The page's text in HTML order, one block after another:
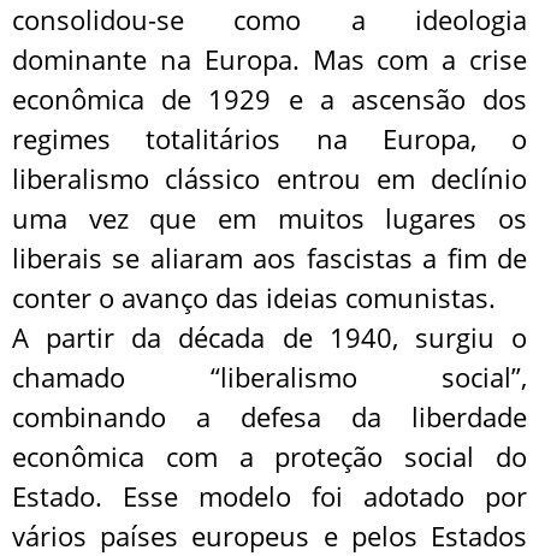
consolidou-se como a ideologia
dominante na Europa. Mas com a crise
econômica de 1929 e a ascensão dos
regimes totalitários na Europa, o
liberalismo clássico entrou em declínio
uma vez que em muitos lugares os
liberais se aliaram aos fascistas a fim de
conter o avanço das ideias comunistas.
A partir da década de 1940, surgiu o
chamado “liberalismo social”,
combinando a defesa da liberdade
econômica com a proteção social do
Estado. Esse modelo foi adotado por
vários países europeus e pelos Estados